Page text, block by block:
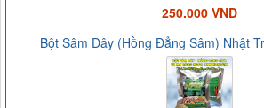
250.000 VND
Bột Sâm Dây (Hồng Đẳng Sâm) Nhật